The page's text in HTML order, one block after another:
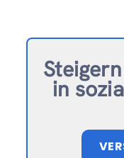
in